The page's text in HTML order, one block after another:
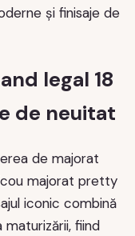
și finisaje de
legal 18
de neuitat
de majorat
majorat pretty
iconic combină
fiind